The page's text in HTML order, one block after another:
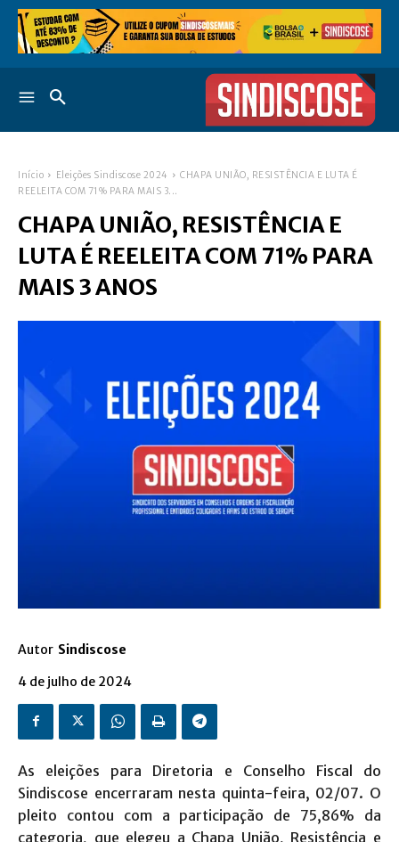
Início Eleições Sindiscose 2024
CHAPA UNIÃO, RESISTÊNCIA E LUTA É
REELEITA COM 71% PARA MAIS 3...
CHAPA UNIÃO, RESISTÊNCIA E
LUTA É REELEITA COM 71% PARA
MAIS 3 ANOS
Autor Sindiscose
4 de julho de 2024
As eleições para Diretoria e Conselho Fiscal do
Sindiscose encerraram nesta quinta-feira, 02/07. O
pleito contou com a participação de 75,86% da
categoria, que elegeu a Chapa União, Resistência e